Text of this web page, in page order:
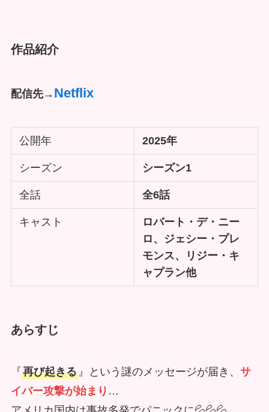
作品紹介
配信先→ Netflix
公開年 2025年
シーズン シーズン1
全話 全6話
キャスト
ロバート・デ・ニー
ロ、ジェシー・プレ
モンス、リジー・キ
ャプラン他
あらすじ
『再び起きる』という謎のメッセージが届き、 サ
イバー攻撃が始まり …